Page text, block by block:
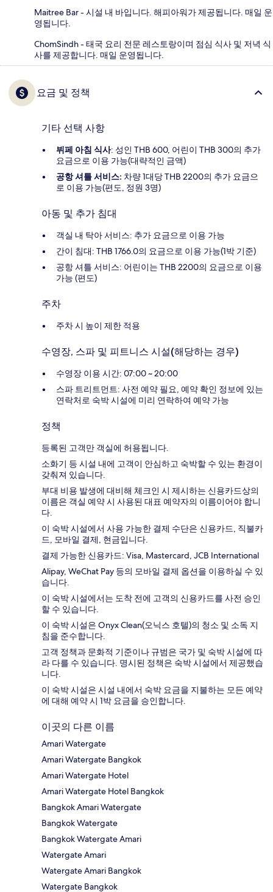
Maitree Bar - 시설 내 바입니다. 해피아워가 제공됩니다. 매일 운
영됩니다.
ChomSindh - 태국 요리 전문 레스토랑이며 점심 식사 및 저녁 식
사를 제공합니다. 매일 운영됩니다.
요금 및 정책
기타 선택 사항
뷔페 아침 식사: 성인 THB 600, 어린이 THB 300의 추가
요금으로 이용 가능(대략적인 금액)
공항 셔틀 서비스: 차량 1대당 THB 2200의 추가 요금으
로 이용 가능(편도, 정원 3명)
아동 및 추가 침대
객실 내 탁아 서비스: 추가 요금으로 이용 가능
간이 침대: THB 1766.0의 요금으로 이용 가능(1박 기준)
공항 셔틀 서비스: 어린이는 THB 2200의 요금으로 이용
가능 (편도)
주차
주차 시 높이 제한 적용
수영장, 스파 및 피트니스 시설(해당하는 경우)
수영장 이용 시간: 07:00 ~ 20:00
스파 트리트먼트: 사전 예약 필요, 예약 확인 정보에 있는
연락처로 숙박 시설에 미리 연락하여 예약 가능
정책
등록된 고객만 객실에 허용됩니다.
소화기 등 시설 내에 고객이 안심하고 숙박할 수 있는 환경이
갖춰져 있습니다.
부대 비용 발생에 대비해 체크인 시 제시하는 신용카드상의
이름은 객실 예약 시 사용된 대표 예약자의 이름이어야 합니
다.
이 숙박 시설에서 사용 가능한 결제 수단은 신용카드, 직불카
드, 모바일 결제, 현금입니다.
결제 가능한 신용카드: Visa, Mastercard, JCB International
Alipay, WeChat Pay 등의 모바일 결제 옵션을 이용하실 수 있
습니다.
이 숙박 시설에서는 도착 전에 고객의 신용카드를 사전 승인
할 수 있습니다.
이 숙박 시설은 Onyx Clean(오닉스 호텔)의 청소 및 소독 지
침을 준수합니다.
고객 정책과 문화적 기준이나 규범은 국가 및 숙박 시설에 따
라 다를 수 있습니다. 명시된 정책은 숙박 시설에서 제공했습
니다.
이 숙박 시설은 시설 내에서 숙박 요금을 지불하는 모든 예약
에 대해 예약 시 1박 요금을 승인합니다.
이곳의 다른 이름
Amari Watergate
Amari Watergate Bangkok
Amari Watergate Hotel
Amari Watergate Hotel Bangkok
Bangkok Amari Watergate
Bangkok Watergate
Bangkok Watergate Amari
Watergate Amari
Watergate Amari Bangkok
Watergate Bangkok